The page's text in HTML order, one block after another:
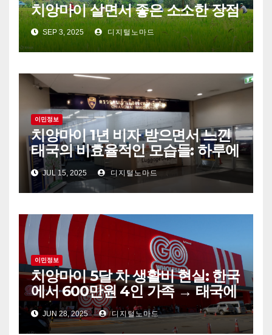
치앙마이 살면서 좋은 소소한 장점
SEP 3, 2025 디지털노마드
이민정보
치앙마이 1년 비자 받으면서 느낀
태국의 비효율적인 모습들: 하루에
3번 멘붕 온 이야기
JUL 15, 2025 디지털노마드
이민정보
치앙마이 5달 차 생활비 현실: 한국
에서 600만원 4인 가족 → 태국에
서는 얼마 쓸까?
JUN 28, 2025 디지털노마드